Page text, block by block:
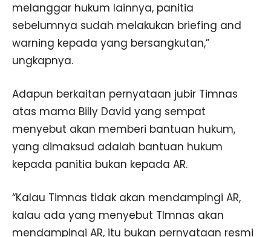
melanggar hukum lainnya, panitia
sebelumnya sudah melakukan briefing and
warning kepada yang bersangkutan,”
ungkapnya.
Adapun berkaitan pernyataan jubir Timnas
atas mama Billy David yang sempat
menyebut akan memberi bantuan hukum,
yang dimaksud adalah bantuan hukum
kepada panitia bukan kepada AR.
“Kalau Timnas tidak akan mendampingi AR,
kalau ada yang menyebut TImnas akan
mendampingi AR, itu bukan pernyataan resmi